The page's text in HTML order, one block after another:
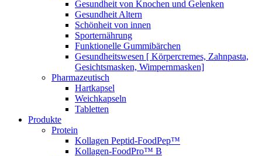
Gesundheit von Knochen und Gelenken
Gesundheit Altern
Schönheit von innen
Sporternährung
Funktionelle Gummibärchen
Gesundheitswesen [ Körpercremes, Zahnpasta,
Gesichtsmasken, Wimpernmasken]
Pharmazeutisch
Hartkapsel
Weichkapseln
Tabletten
Produkte
Protein
Kollagen Peptid-FoodPep™
Kollagen-FoodPro™ B